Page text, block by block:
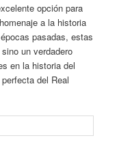
opción para
a la historia
pasadas, estas
un verdadero
en la historia del
del Real